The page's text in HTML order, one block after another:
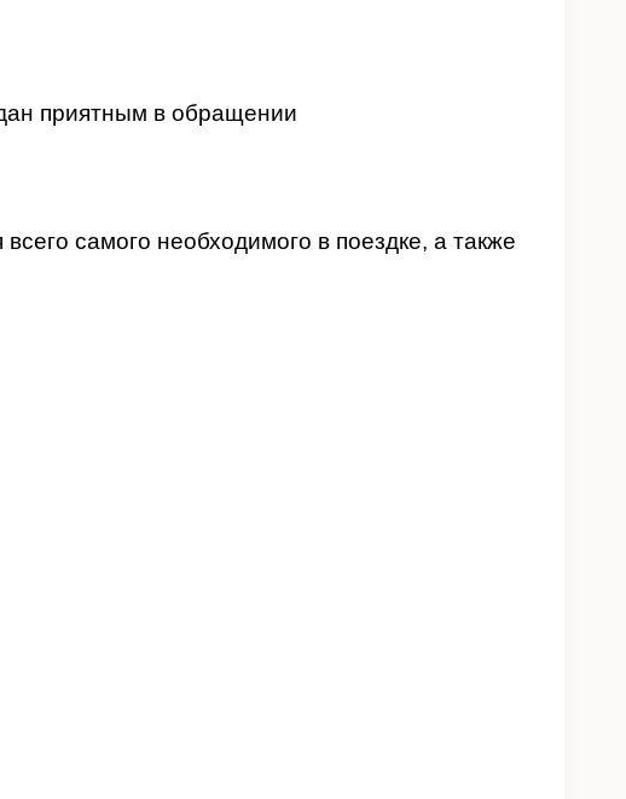
приятным в обращении
самого необходимого в поездке, а также